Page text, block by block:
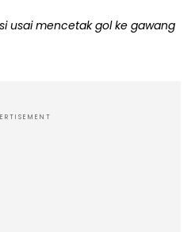
usai mencetak gol ke gawang